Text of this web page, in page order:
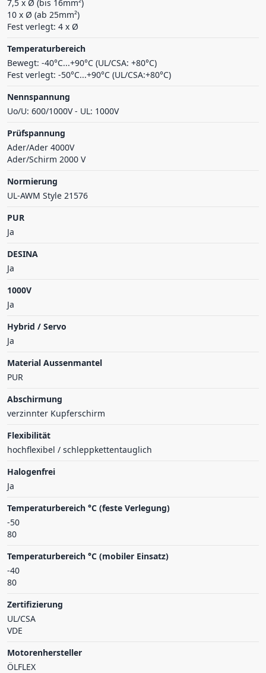
7,5 x Ø (bis 16mm²)
10 x Ø (ab 25mm²)
Fest verlegt: 4 x Ø
Temperaturbereich
Bewegt: -40°C...+90°C (UL/CSA: +80°C)
Fest verlegt: -50°C...+90°C (UL/CSA:+80°C)
Nennspannung
Uo/U: 600/1000V - UL: 1000V
Prüfspannung
Ader/Ader 4000V
Ader/Schirm 2000 V
Normierung
UL-AWM Style 21576
PUR
Ja
DESINA
Ja
1000V
Ja
Hybrid / Servo
Ja
Material Aussenmantel
PUR
Abschirmung
verzinnter Kupferschirm
Flexibilität
hochflexibel / schleppkettentauglich
Halogenfrei
Ja
Temperaturbereich °C (feste Verlegung)
-50
80
Temperaturbereich °C (mobiler Einsatz)
-40
80
Zertifizierung
UL/CSA
VDE
Motorenhersteller
ÖLFLEX